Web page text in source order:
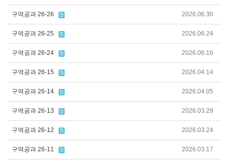
구역공과 26-26 2026.06.30
구역공과 26-25 2026.06.24
구역공과 26-24 2026.06.16
구역공과 26-15 2026.04.14
구역공과 26-14 2026.04.05
구역공과 26-13 2026.03.29
구역공과 26-12 2026.03.24
구역공과 26-11 2026.03.17